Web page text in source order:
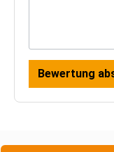
Bewertung